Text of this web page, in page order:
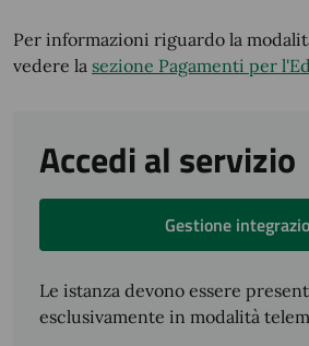
Per informazioni riguardo la
vedere la sezione Pagamenti per
Accedi al servizio
Gestione
Le istanza devono essere
esclusivamente in modalità